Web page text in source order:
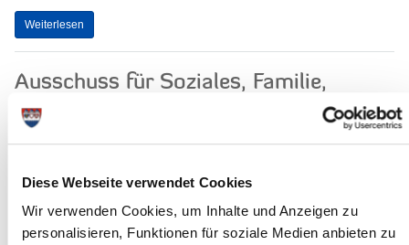
Diese Webseite verwendet Cookies
Wir verwenden Cookies, um Inhalte und Anzeigen zu
personalisieren, Funktionen für soziale Medien anbieten zu
Weiterlesen
Ausschuss für Soziales, Familie,
Gesundheit, Gleichstellung und
Inklusion tagt
Gleichstellung und Inklusion des Steinburger Kreistages
Weiterlesen